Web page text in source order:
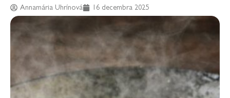
Annamária Uhrínová 16 decembra 2025